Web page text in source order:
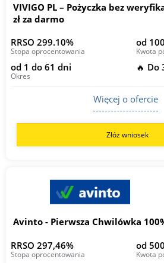
VIVIGO PL – Pożyczka bez
zł za darmo
RRSO 299.10%
Stopa oprocentowania
od
Kwota
od 1 do 61 dni
Okres
🔥 Do
Więcej o ofercie
Złóż wniosek
Avinto - Pierwsza Chwilówka
RRSO 297,46%
Stopa oprocentowania
od
Kwota